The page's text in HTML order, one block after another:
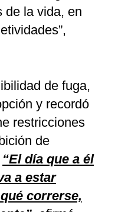
de la vida, en
de fuga,
y recordó
restricciones
de
“El día que a él
a estar
correrse,